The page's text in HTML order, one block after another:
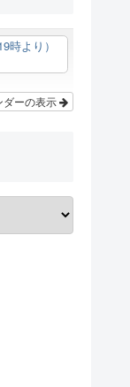
時より）
ダーの表示